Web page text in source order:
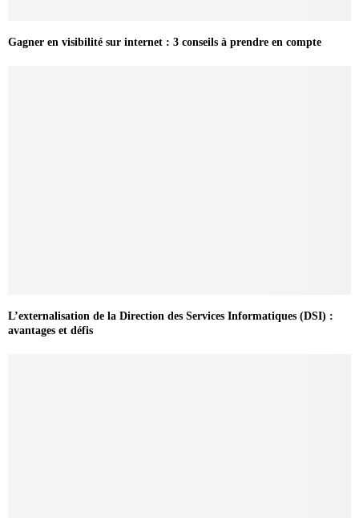
Gagner en visibilité sur internet : 3 conseils à prendre en compte
L’externalisation de la Direction des Services Informatiques (DSI) :
avantages et défis